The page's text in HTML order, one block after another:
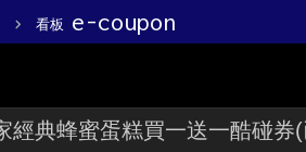
› 看板 e-coupon